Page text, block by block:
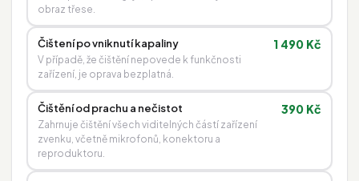
obraz třese.
Čištení po vniknutí kapaliny
V případě, že čištění nepovede k funkčnosti
zařízení, je oprava bezplatná.
1 490 Kč
Čištění od prachu a nečistot
Zahrnuje čištění všech viditelných částí zařízení
zvenku, včetně mikrofonů, konektoru a
reproduktoru.
390 Kč